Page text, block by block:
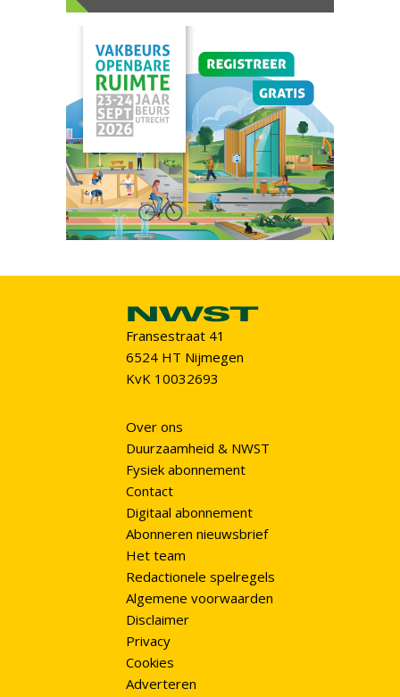
Fransestraat 41
6524 HT Nijmegen
KvK 10032693
Over ons
Duurzaamheid & NWST
Fysiek abonnement
Contact
Digitaal abonnement
Abonneren nieuwsbrief
Het team
Redactionele spelregels
Algemene voorwaarden
Disclaimer
Privacy
Cookies
Adverteren